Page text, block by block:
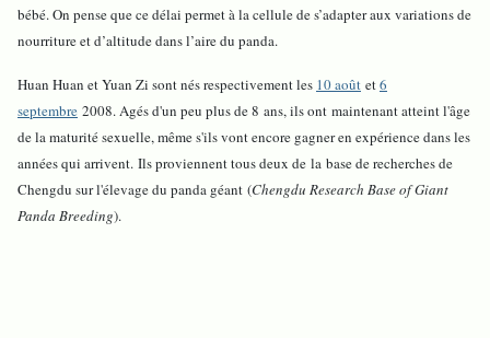
bébé. On pense que ce délai permet à la cellule de s’adapter aux variations de
nourriture et d’altitude dans l’aire du panda.
Huan Huan et Yuan Zi sont nés respectivement les 10 août et6
septembre 2008. Agés d'un peu plus de 8 ans, ils ont maintenant atteint l'âge
de la maturité sexuelle, même s'ils vont encore gagner en expérience dans les
années qui arrivent. Ils proviennent tous deux de la base de recherches de
Chengdu sur l'élevage du panda géant (Chengdu Research Base of Giant
Panda Breeding).